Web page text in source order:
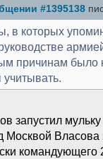
#1395138
в которых
причинам было
запустил
Москвой Власова
командующего